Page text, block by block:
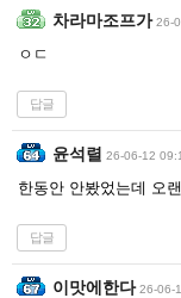
차라마조프가 26-
ㅇㄷ
답글
윤석렬 26-06-12
한동안 안봤었는데 오
답글
이맛에한다 26-06-